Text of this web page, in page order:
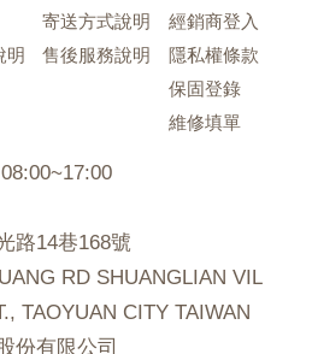
明
寄送方式說明
售後服務說明
經銷商登入
隱私權條款
保固登錄
維修填單
路14巷168號
RD SHUANGLIAN VIL
TAOYUAN CITY TAIWAN
份有限公司